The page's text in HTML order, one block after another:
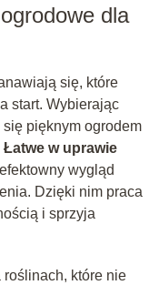
dla
się, które
start. Wybierając
pięknym ogrodem
Łatwe w uprawie
wygląd
Dzięki nim praca
i sprzyja
które nie